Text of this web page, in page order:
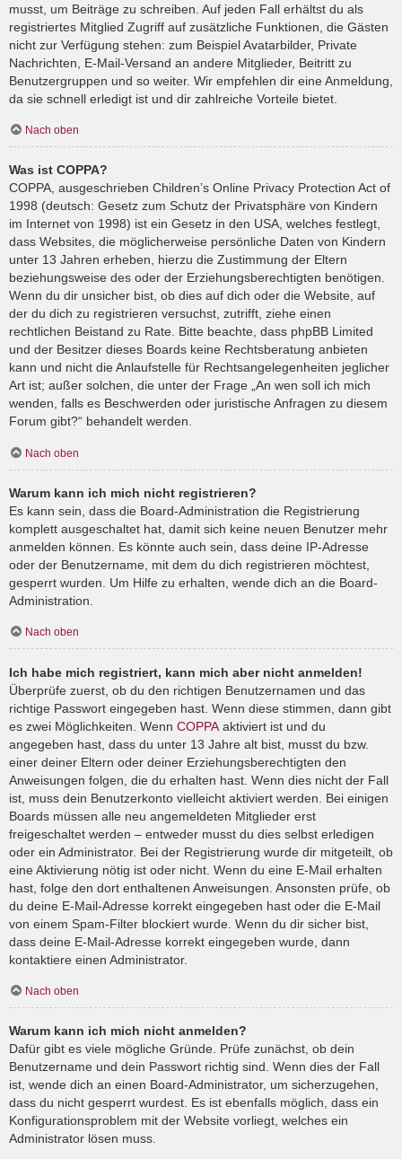
musst, um Beiträge zu schreiben. Auf jeden Fall erhältst du als
registriertes Mitglied Zugriff auf zusätzliche Funktionen, die Gästen
nicht zur Verfügung stehen: zum Beispiel Avatarbilder, Private
Nachrichten, E-Mail-Versand an andere Mitglieder, Beitritt zu
Benutzergruppen und so weiter. Wir empfehlen dir eine Anmeldung,
da sie schnell erledigt ist und dir zahlreiche Vorteile bietet.
Nach oben
Was ist COPPA?
COPPA, ausgeschrieben Children’s Online Privacy Protection Act of
1998 (deutsch: Gesetz zum Schutz der Privatsphäre von Kindern
im Internet von 1998) ist ein Gesetz in den USA, welches festlegt,
dass Websites, die möglicherweise persönliche Daten von Kindern
unter 13 Jahren erheben, hierzu die Zustimmung der Eltern
beziehungsweise des oder der Erziehungsberechtigten benötigen.
Wenn du dir unsicher bist, ob dies auf dich oder die Website, auf
der du dich zu registrieren versuchst, zutrifft, ziehe einen
rechtlichen Beistand zu Rate. Bitte beachte, dass phpBB Limited
und der Besitzer dieses Boards keine Rechtsberatung anbieten
kann und nicht die Anlaufstelle für Rechtsangelegenheiten jeglicher
Art ist; außer solchen, die unter der Frage „An wen soll ich mich
wenden, falls es Beschwerden oder juristische Anfragen zu diesem
Forum gibt?“ behandelt werden.
Nach oben
Warum kann ich mich nicht registrieren?
Es kann sein, dass die Board-Administration die Registrierung
komplett ausgeschaltet hat, damit sich keine neuen Benutzer mehr
anmelden können. Es könnte auch sein, dass deine IP-Adresse
oder der Benutzername, mit dem du dich registrieren möchtest,
gesperrt wurden. Um Hilfe zu erhalten, wende dich an die Board-
Administration.
Nach oben
Ich habe mich registriert, kann mich aber nicht anmelden!
Überprüfe zuerst, ob du den richtigen Benutzernamen und das
richtige Passwort eingegeben hast. Wenn diese stimmen, dann gibt
es zwei Möglichkeiten. Wenn COPPA aktiviert ist und du
angegeben hast, dass du unter 13 Jahre alt bist, musst du bzw.
einer deiner Eltern oder deiner Erziehungsberechtigten den
Anweisungen folgen, die du erhalten hast. Wenn dies nicht der Fall
ist, muss dein Benutzerkonto vielleicht aktiviert werden. Bei einigen
Boards müssen alle neu angemeldeten Mitglieder erst
freigeschaltet werden – entweder musst du dies selbst erledigen
oder ein Administrator. Bei der Registrierung wurde dir mitgeteilt, ob
eine Aktivierung nötig ist oder nicht. Wenn du eine E-Mail erhalten
hast, folge den dort enthaltenen Anweisungen. Ansonsten prüfe, ob
du deine E-Mail-Adresse korrekt eingegeben hast oder die E-Mail
von einem Spam-Filter blockiert wurde. Wenn du dir sicher bist,
dass deine E-Mail-Adresse korrekt eingegeben wurde, dann
kontaktiere einen Administrator.
Nach oben
Warum kann ich mich nicht anmelden?
Dafür gibt es viele mögliche Gründe. Prüfe zunächst, ob dein
Benutzername und dein Passwort richtig sind. Wenn dies der Fall
ist, wende dich an einen Board-Administrator, um sicherzugehen,
dass du nicht gesperrt wurdest. Es ist ebenfalls möglich, dass ein
Konfigurationsproblem mit der Website vorliegt, welches ein
Administrator lösen muss.